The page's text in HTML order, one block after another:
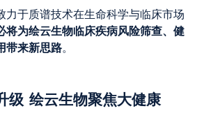
力于质谱技术在生命科学与临床市场
将为绘云生物临床疾病风险筛查、健
带来新思路。
级 绘云生物聚焦大健康